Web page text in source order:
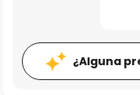
¿Alguna